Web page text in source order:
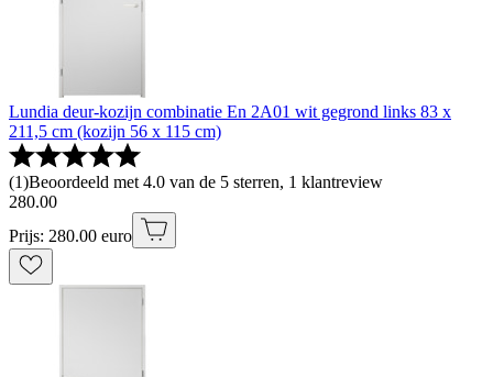
Lundia deur-kozijn combinatie En 2A01 wit gegrond links 83 x
211,5 cm (kozijn 56 x 115 cm)
(1)Beoordeeld met 4.0 van de 5 sterren, 1 klantreview
280.00
Prijs: 280.00 euro